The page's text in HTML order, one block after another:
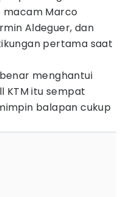
macam Marco
Aldeguer, dan
pertama saat
menghantui
KTM itu sempat
balapan cukup